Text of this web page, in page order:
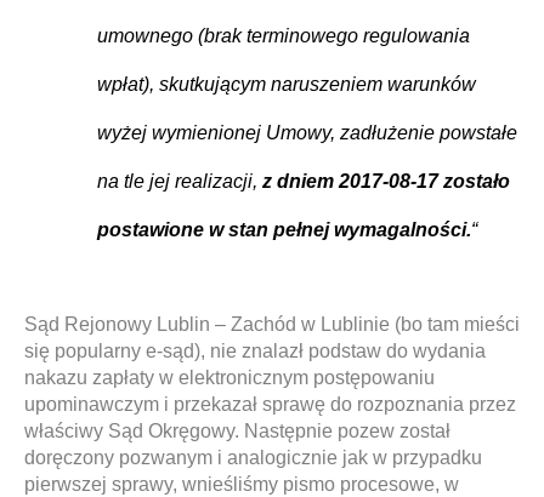
umownego (brak terminowego regulowania
wpłat), skutkującym naruszeniem warunków
wyżej wymienionej Umowy, zadłużenie powstałe
na tle jej realizacji, z dniem 2017-08-17 zostało
postawione w stan pełnej wymagalności.“
Sąd Rejonowy Lublin – Zachód w Lublinie (bo tam mieści
się popularny e-sąd), nie znalazł podstaw do wydania
nakazu zapłaty w elektronicznym postępowaniu
upominawczym i przekazał sprawę do rozpoznania przez
właściwy Sąd Okręgowy. Następnie pozew został
doręczony pozwanym i analogicznie jak w przypadku
pierwszej sprawy, wnieśliśmy pismo procesowe, w